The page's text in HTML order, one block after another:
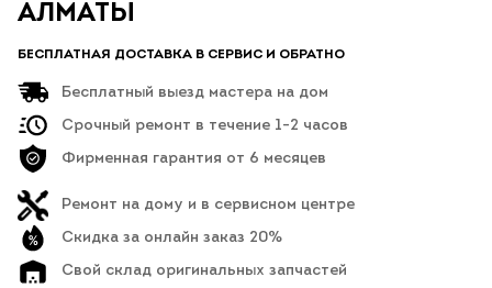
АЛМАТЫ
БЕСПЛАТНАЯ ДОСТАВКА В СЕРВИС И ОБРАТНО
Бесплатный выезд мастера на дом
Срочный ремонт в течение 1-2 часов
Фирменная гарантия от 6 месяцев
Ремонт на дому и в сервисном центре
Скидка за онлайн заказ 20%
Свой склад оригинальных запчастей